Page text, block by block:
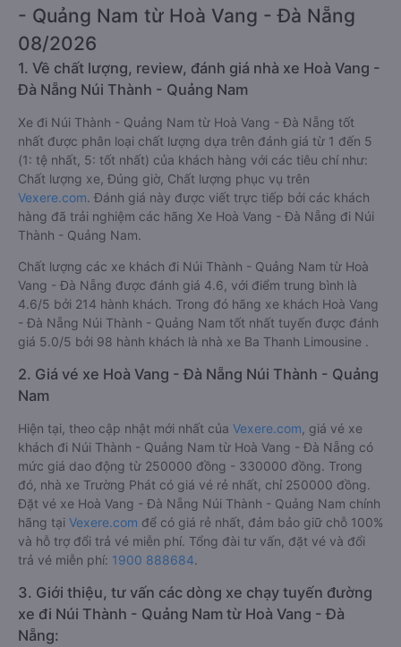
- Quảng Nam từ Hoà Vang - Đà Nẵng
08/2026
1. Về chất lượng, review, đánh giá nhà xe Hoà Vang -
Đà Nẵng Núi Thành - Quảng Nam
Xe đi Núi Thành - Quảng Nam từ Hoà Vang - Đà Nẵng tốt
nhất được phân loại chất lượng dựa trên đánh giá từ 1 đến 5
(1: tệ nhất, 5: tốt nhất) của khách hàng với các tiêu chí như:
Chất lượng xe, Đúng giờ, Chất lượng phục vụ trên
Vexere.com. Đánh giá này được viết trực tiếp bởi các khách
hàng đã trải nghiệm các hãng Xe Hoà Vang - Đà Nẵng đi Núi
Thành - Quảng Nam.
Chất lượng các xe khách đi Núi Thành - Quảng Nam từ Hoà
Vang - Đà Nẵng được đánh giá 4.6, với điểm trung bình là
4.6/5 bởi 214 hành khách. Trong đó hãng xe khách Hoà Vang
- Đà Nẵng Núi Thành - Quảng Nam tốt nhất tuyến được đánh
giá 5.0/5 bởi 98 hành khách là nhà xe Ba Thanh Limousine .
2. Giá vé xe Hoà Vang - Đà Nẵng Núi Thành - Quảng
Nam
Hiện tại, theo cập nhật mới nhất của Vexere.com , giá vé xe
khách đi Núi Thành - Quảng Nam từ Hoà Vang - Đà Nẵng có
mức giá dao động từ 250000 đồng - 330000 đồng. Trong
đó, nhà xe Trường Phát có giá vé rẻ nhất, chỉ 250000 đồng.
Đặt vé xe Hoà Vang - Đà Nẵng Núi Thành - Quảng Nam chính
hãng tại Vexere.com để có giá rẻ nhất, đảm bảo giữ chỗ 100%
và hỗ trợ đổi trả vé miễn phí. Tổng đài tư vấn, đặt vé và đổi
trả vé miễn phí: 1900 888684.
3. Giới thiệu, tư vấn các dòng xe chạy tuyến đường
xe đi Núi Thành - Quảng Nam từ Hoà Vang - Đà
Nẵng: